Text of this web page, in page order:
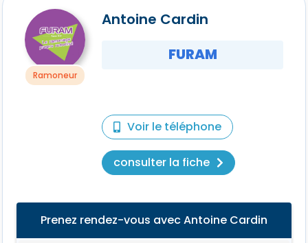
Ramoneur
Antoine Cardin
FURAM
Voir le téléphone
consulter la fiche
Prenez rendez-vous avec Antoine Cardin